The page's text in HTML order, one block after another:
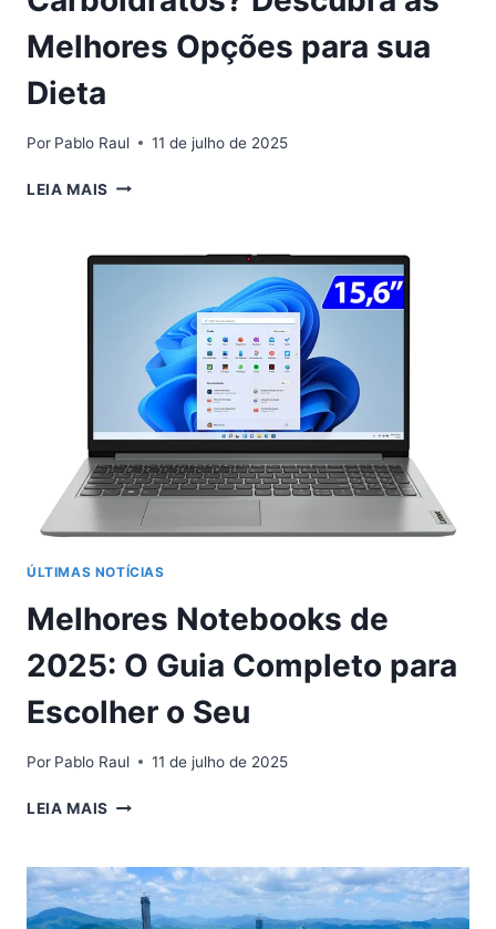
Melhores Opções para sua
Dieta
Por Pablo Raul 11 de julho de 2025
LEIA MAIS QUAL
BLOQUEADOR
CARBOIDRATOS?
DESCUBRA
MELHORES
OPÇÕES
PARA
SUA
DIETA
ÚLTIMAS NOTÍCIAS
Melhores Notebooks de
2025: O Guia Completo para
Escolher o Seu
Por Pablo Raul 11 de julho de 2025
LEIA MAIS MELHORES
2025:
O
GUIA